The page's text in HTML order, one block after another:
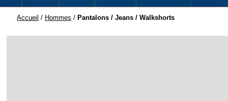
Accueil / Hommes / Pantalons / Jeans / Walkshorts